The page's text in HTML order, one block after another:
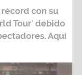
con su
Tour' debido
Aquí